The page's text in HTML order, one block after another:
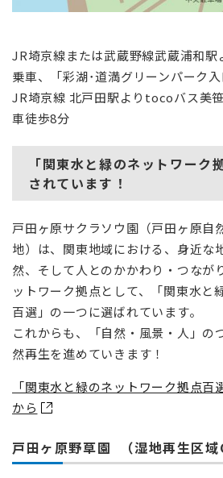
JR埼京線または武蔵野線武蔵浦和駅
乗車、「彩湖･道満グリーンパーク入
JR埼京線 北戸田駅よりtocoバス美
車徒歩8分
「関東水と緑のネットワーク
されています！
戸田ヶ原サクラソウ園（戸田ヶ原自
地）は、関東地域における、身近な
然、そして人とのかかわり・つなが
ットワーク拠点として、「関東水と
百選」の一つに選ばれています。
これからも、「自然・風景・人」の
然再生を進めていきます！
「関東水と緑のネットワーク拠点百
から
戸田ヶ原野草園 （湿地再生区域